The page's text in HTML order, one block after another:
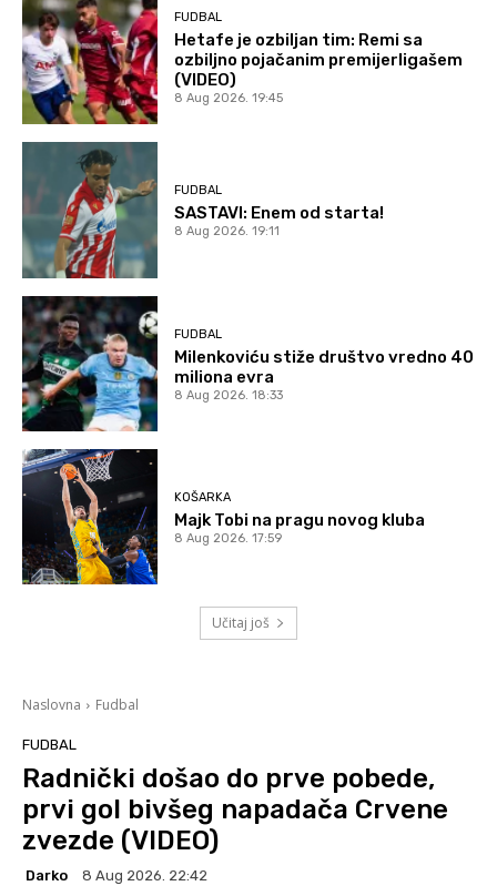
FUDBAL
Hetafe je ozbiljan tim: Remi sa
ozbiljno pojačanim premijerligašem
(VIDEO)
8 Aug 2026. 19:45
FUDBAL
SASTAVI: Enem od starta!
8 Aug 2026. 19:11
FUDBAL
Milenkoviću stiže društvo vredno 40
miliona evra
8 Aug 2026. 18:33
KOŠARKA
Majk Tobi na pragu novog kluba
8 Aug 2026. 17:59
Učitaj još